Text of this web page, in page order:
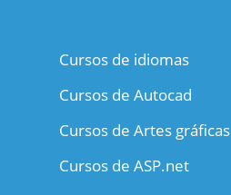
Cursos de idiomas
Cursos de Autocad
Cursos de Artes gráficas
Cursos de ASP.net